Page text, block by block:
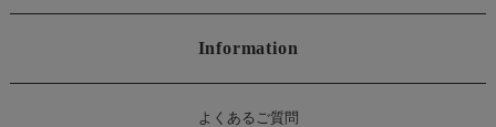
Information
よくあるご質問